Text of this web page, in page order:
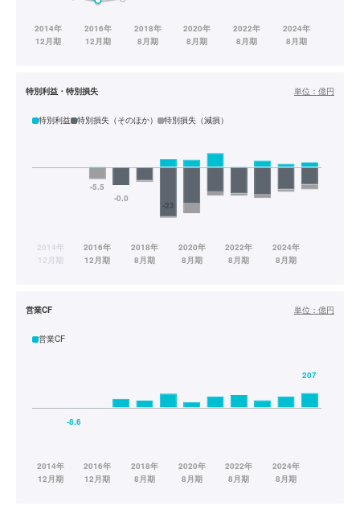
特別利益・特別損失 単位： 億円
特別利益 特別損失（そのほか） 特別損失（減損）
営業CF 単位： 億円
営業CF